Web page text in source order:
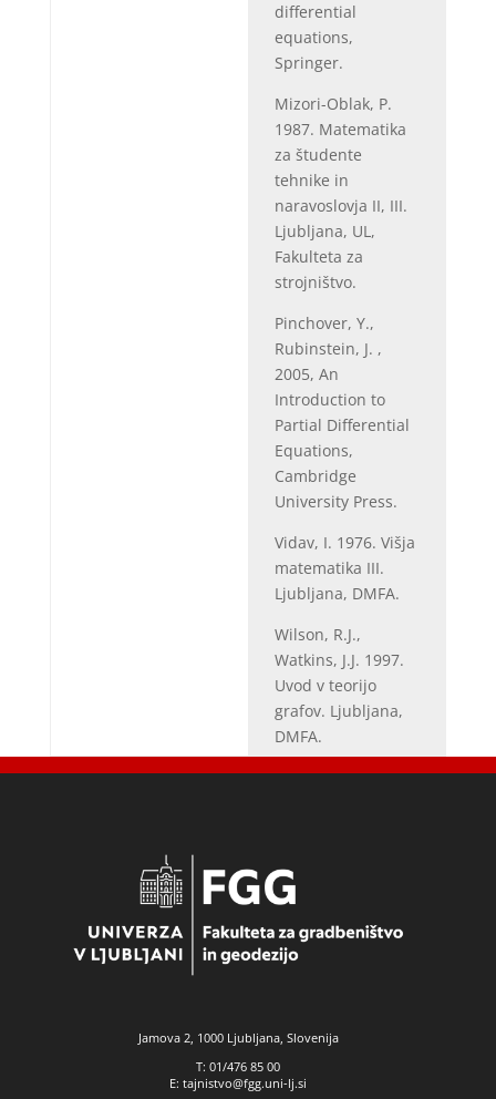
differential
equations,
Springer.
Mizori-Oblak, P.
1987. Matematika
za študente
tehnike in
naravoslovja II, III.
Ljubljana, UL,
Fakulteta za
strojništvo.
Pinchover, Y.,
Rubinstein, J. ,
2005, An
Introduction to
Partial Differential
Equations,
Cambridge
University Press.
Vidav, I. 1976. Višja
matematika III.
Ljubljana, DMFA.
Wilson, R.J.,
Watkins, J.J. 1997.
Uvod v teorijo
grafov. Ljubljana,
DMFA.
Jamova 2, 1000 Ljubljana, Slovenija
T: 01/476 85 00
E: tajnistvo@fgg.uni-lj.si